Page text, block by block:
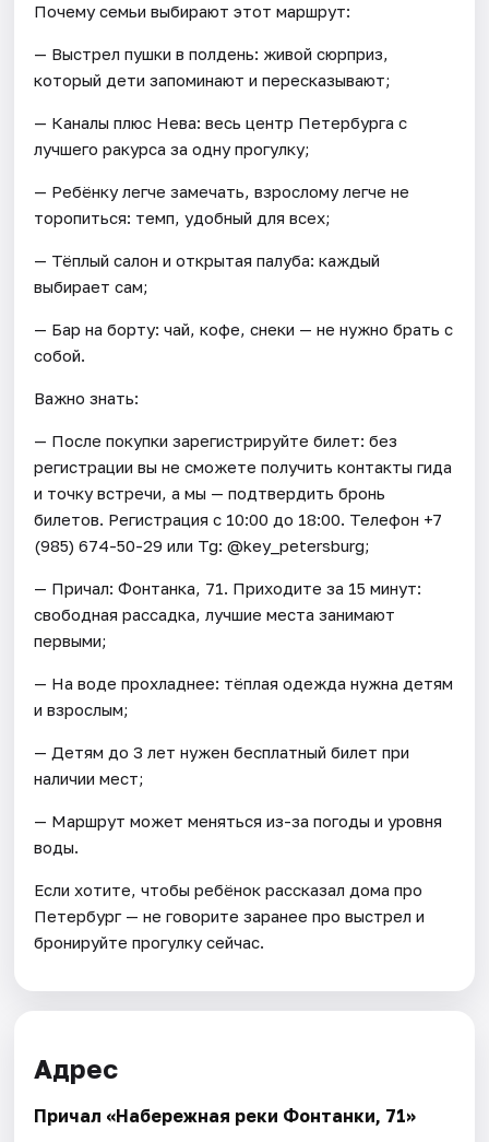
Почему семьи выбирают этот маршрут:
— Выстрел пушки в полдень: живой сюрприз,
который дети запоминают и пересказывают;
— Каналы плюс Нева: весь центр Петербурга с
лучшего ракурса за одну прогулку;
— Ребёнку легче замечать, взрослому легче не
торопиться: темп, удобный для всех;
— Тёплый салон и открытая палуба: каждый
выбирает сам;
— Бар на борту: чай, кофе, снеки — не нужно брать с
собой.
Важно знать:
— После покупки зарегистрируйте билет: без
регистрации вы не сможете получить контакты гида
и точку встречи, а мы — подтвердить бронь
билетов. Регистрация с 10:00 до 18:00. Телефон +7
(985) 674-50-29 или Tg: @key_petersburg;
— Причал: Фонтанка, 71. Приходите за 15 минут:
свободная рассадка, лучшие места занимают
первыми;
— На воде прохладнее: тёплая одежда нужна детям
и взрослым;
— Детям до 3 лет нужен бесплатный билет при
наличии мест;
— Маршрут может меняться из-за погоды и уровня
воды.
Если хотите, чтобы ребёнок рассказал дома про
Петербург — не говорите заранее про выстрел и
бронируйте прогулку сейчас.
Адрес
Причал «Набережная реки Фонтанки, 71»